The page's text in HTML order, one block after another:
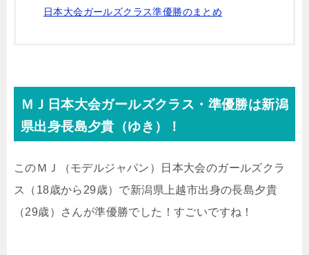
日本大会ガールズクラス準優勝のまとめ
ＭＪ日本大会ガールズクラス・準優勝は新潟
県出身長島夕貴（ゆき）！
このＭＪ（モデルジャパン）日本大会のガールズクラ
ス（18歳から29歳）で新潟県上越市出身の長島夕貴
（29歳）さんが準優勝でした！すごいですね！